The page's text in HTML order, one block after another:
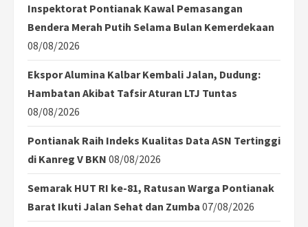
Inspektorat Pontianak Kawal Pemasangan
Bendera Merah Putih Selama Bulan Kemerdekaan
08/08/2026
Ekspor Alumina Kalbar Kembali Jalan, Dudung:
Hambatan Akibat Tafsir Aturan LTJ Tuntas
08/08/2026
Pontianak Raih Indeks Kualitas Data ASN Tertinggi
di Kanreg V BKN 08/08/2026
Semarak HUT RI ke-81, Ratusan Warga Pontianak
Barat Ikuti Jalan Sehat dan Zumba 07/08/2026